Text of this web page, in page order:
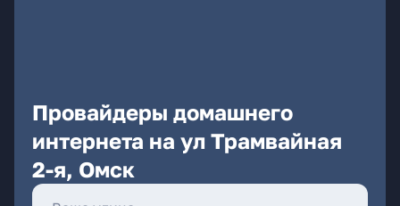
Провайдеры домашнего
интернета на ул Трамвайная
2-я, Омск